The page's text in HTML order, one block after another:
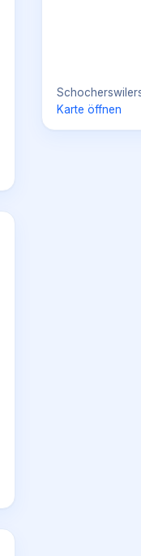
Karte öffnen